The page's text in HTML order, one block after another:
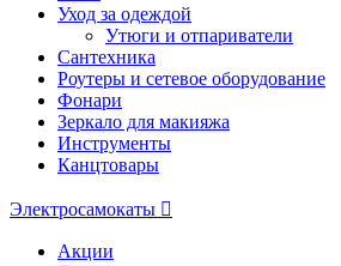
Уход за одеждой
Утюги и отпариватели
Сантехника
Роутеры и сетевое оборудование
Фонари
Зеркало для макияжа
Инструменты
Канцтовары
Электросамокаты
Акции